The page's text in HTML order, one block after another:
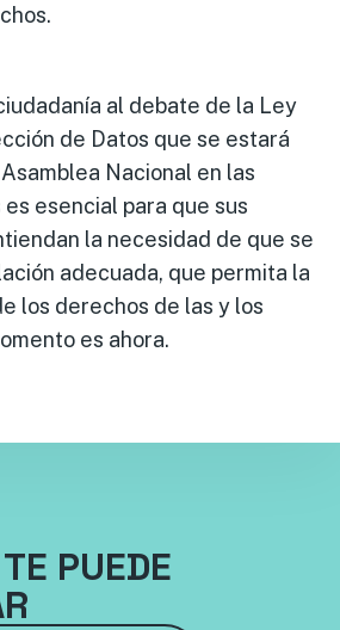
al debate de la Ley
de Datos que se estará
Nacional en las
esencial para que sus
la necesidad de que se
adecuada, que permita la
los derechos de las y los
es ahora.
TE PUEDE